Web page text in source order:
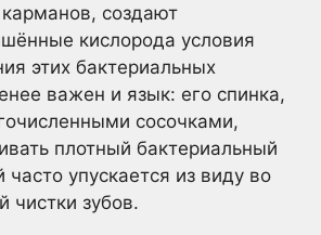
создают
кислорода условия
этих бактериальных
важен и язык: его спинка,
сосочками,
плотный бактериальный
часто упускается из виду во
чистки зубов.